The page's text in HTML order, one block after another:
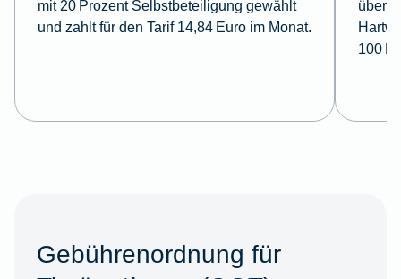
mit 20 Prozent Selbstbeteiligung gewählt
und zahlt für den Tarif 14,84 Euro im Monat.
100
Gebührenordnung für